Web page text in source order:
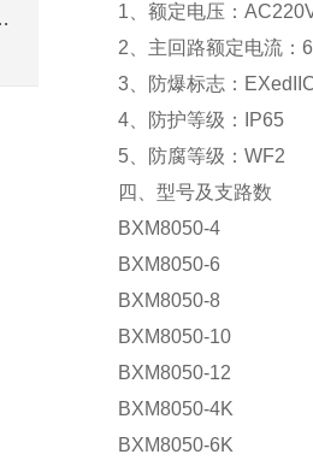
式及作用
1、额定电压：
2、主回路额定电流：
3、防爆标志：
4、防护等级：IP65
5、防腐等级：WF2
四、型号及支路数
BXM8050-4
BXM8050-6
BXM8050-8
BXM8050-10
BXM8050-12
BXM8050-4K
BXM8050-6K